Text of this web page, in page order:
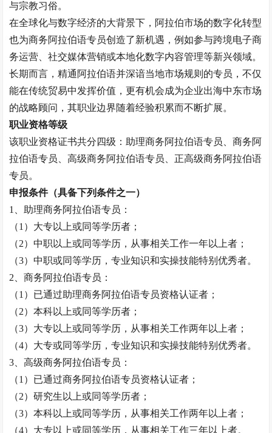
与宗教习俗。
在全球化与数字经济的大背景下，阿拉伯市场的数字化转型
也为商务阿拉伯语专员创造了新机遇，例如参与跨境电子商
务运营、社交媒体营销或本地化数字内容管理等新兴领域。
长期而言，精通阿拉伯语并深谙当地市场规则的专员，不仅
能在传统贸易中发挥价值，更有机会成为企业出海中东市场
的战略顾问，其职业边界随着经验积累而不断扩展。
职业资格等级
该职业资格证书共分四级：助理商务阿拉伯语专员 、商务阿
拉伯语专员 、高级商务阿拉伯语专员 、正高级商务阿拉伯语
专员。
申报条件（具备下列条件之一）
1、助理商务阿拉伯语专员 ：
（1）大专以上或同等学历者；
（2）中职以上或同等学历，从事相关工作一年以上者 ；
（3）中职或同等学历，专业知识和实操技能特别优秀者。
2、商务阿拉伯语专员 ：
（1）已通过助理商务阿拉伯语专员资格认证者；
（2）本科以上或同等学历者；
（3）大专以上或同等学历，从事相关工作两年以上者 ；
（4）大专或同等学历，专业知识和实操技能特别优秀者。
3、高级商务阿拉伯语专员 ：
（1）已通过商务阿拉伯语专员资格认证者；
（2）研究生以上或同等学历者；
（3）本科以上或同等学历，从事相关工作两年以上者；
（4）大专以上或同等学历，从事相关工作三年以上者。